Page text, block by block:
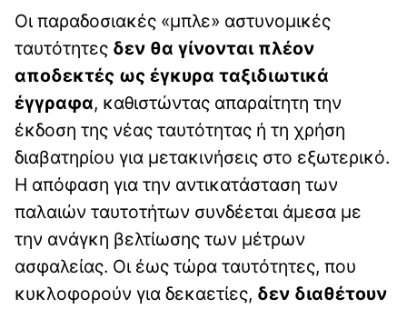
Οι παραδοσιακές «μπλε» αστυνομικές
ταυτότητες δεν θα γίνονται πλέον
αποδεκτές ως έγκυρα ταξιδιωτικά
έγγραφα, καθιστώντας απαραίτητη την
έκδοση της νέας ταυτότητας ή τη χρήση
διαβατηρίου για μετακινήσεις στο εξωτερικό.
Η απόφαση για την αντικατάσταση των
παλαιών ταυτοτήτων συνδέεται άμεσα με
την ανάγκη βελτίωσης των μέτρων
ασφαλείας. Οι έως τώρα ταυτότητες, που
κυκλοφορούν για δεκαετίες, δεν διαθέτουν